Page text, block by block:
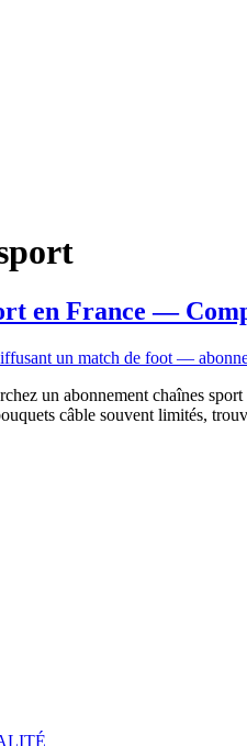
en France —
un abonnement chaînes
câble souvent limités,